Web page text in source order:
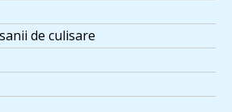
de culisare